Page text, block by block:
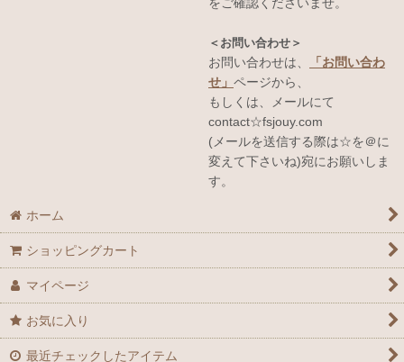
をご確認くださいませ。
＜お問い合わせ＞
お問い合わせは、
「お問い合わ
せ」 ページから、
もしくは、メールにて
contact☆fsjouy.com
(メールを送信する際は☆を＠に
変えて下さいね)宛にお願いしま
す。
ホーム
ショッピングカート
マイページ
お気に入り
最近チェックしたアイテム